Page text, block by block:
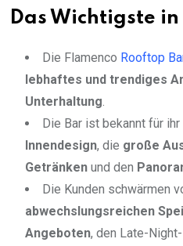
Das Wichtigste
Die Flamenco Rooftop
lebhaftes und trendiges
Unterhaltung.
Die Bar ist bekannt für ihr
Innendesign, die große
Getränken und den
Die Kunden schwärmen
abwechslungsreichen
Angeboten, den Late-